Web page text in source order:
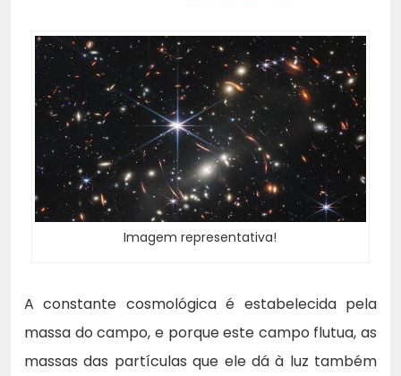
Imagem representativa!
A constante cosmológica é estabelecida pela
massa do campo, e porque este campo flutua, as
massas das partículas que ele dá à luz também